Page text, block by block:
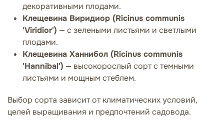
декоративными плодами.
Клещевина Виридиор (Ricinus communis
'Viridior') — с зелеными листьями и светлыми
плодами.
Клещевина Ханнибол (Ricinus communis
'Hannibal') — высокорослый сорт с темными
листьями и мощным стеблем.
Выбор сорта зависит от климатических условий,
целей выращивания и предпочтений садовода.